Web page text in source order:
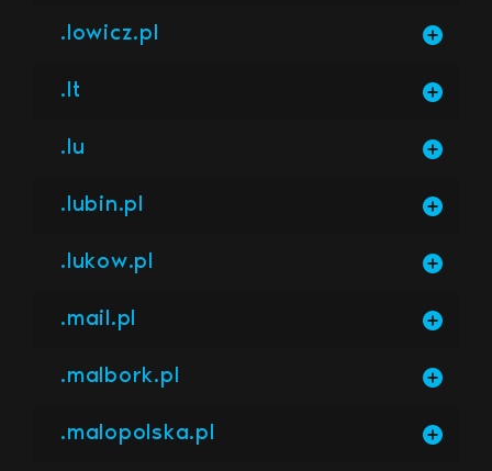
.lowicz.pl
.lt
.lu
.lubin.pl
.lukow.pl
.mail.pl
.malbork.pl
.malopolska.pl